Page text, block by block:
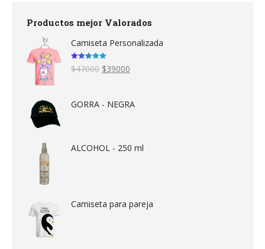
Productos mejor Valorados
Camiseta Personalizada
Valorado en
5.00 de 5
$47000 Original
$47000.
$39000
$39000.
GORRA - NEGRA
ALCOHOL - 250 ml
Camiseta para pareja